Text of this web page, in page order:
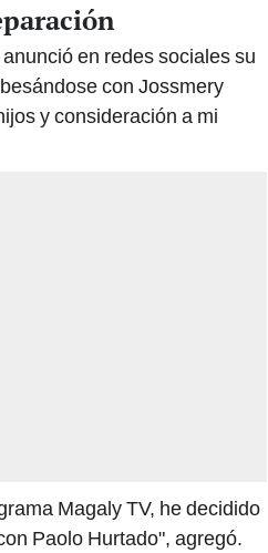
anunció en redes sociales su
con Jossmery
y consideración a mi
Magaly TV, he decidido
Paolo Hurtado", agregó.